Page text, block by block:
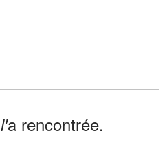
l'a rencontrée.